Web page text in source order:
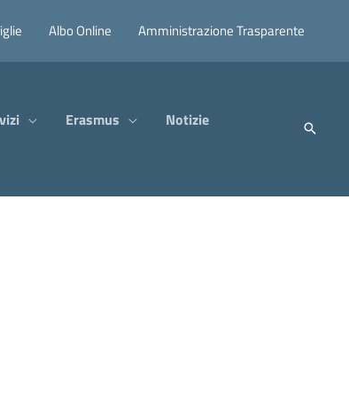
Albo Online Amministrazione Trasparente
Erasmus
Notizie